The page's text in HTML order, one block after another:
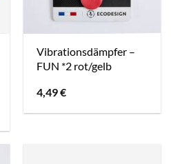
Vibrationsdämpfer –
FUN *2 rot/gelb
4,49€